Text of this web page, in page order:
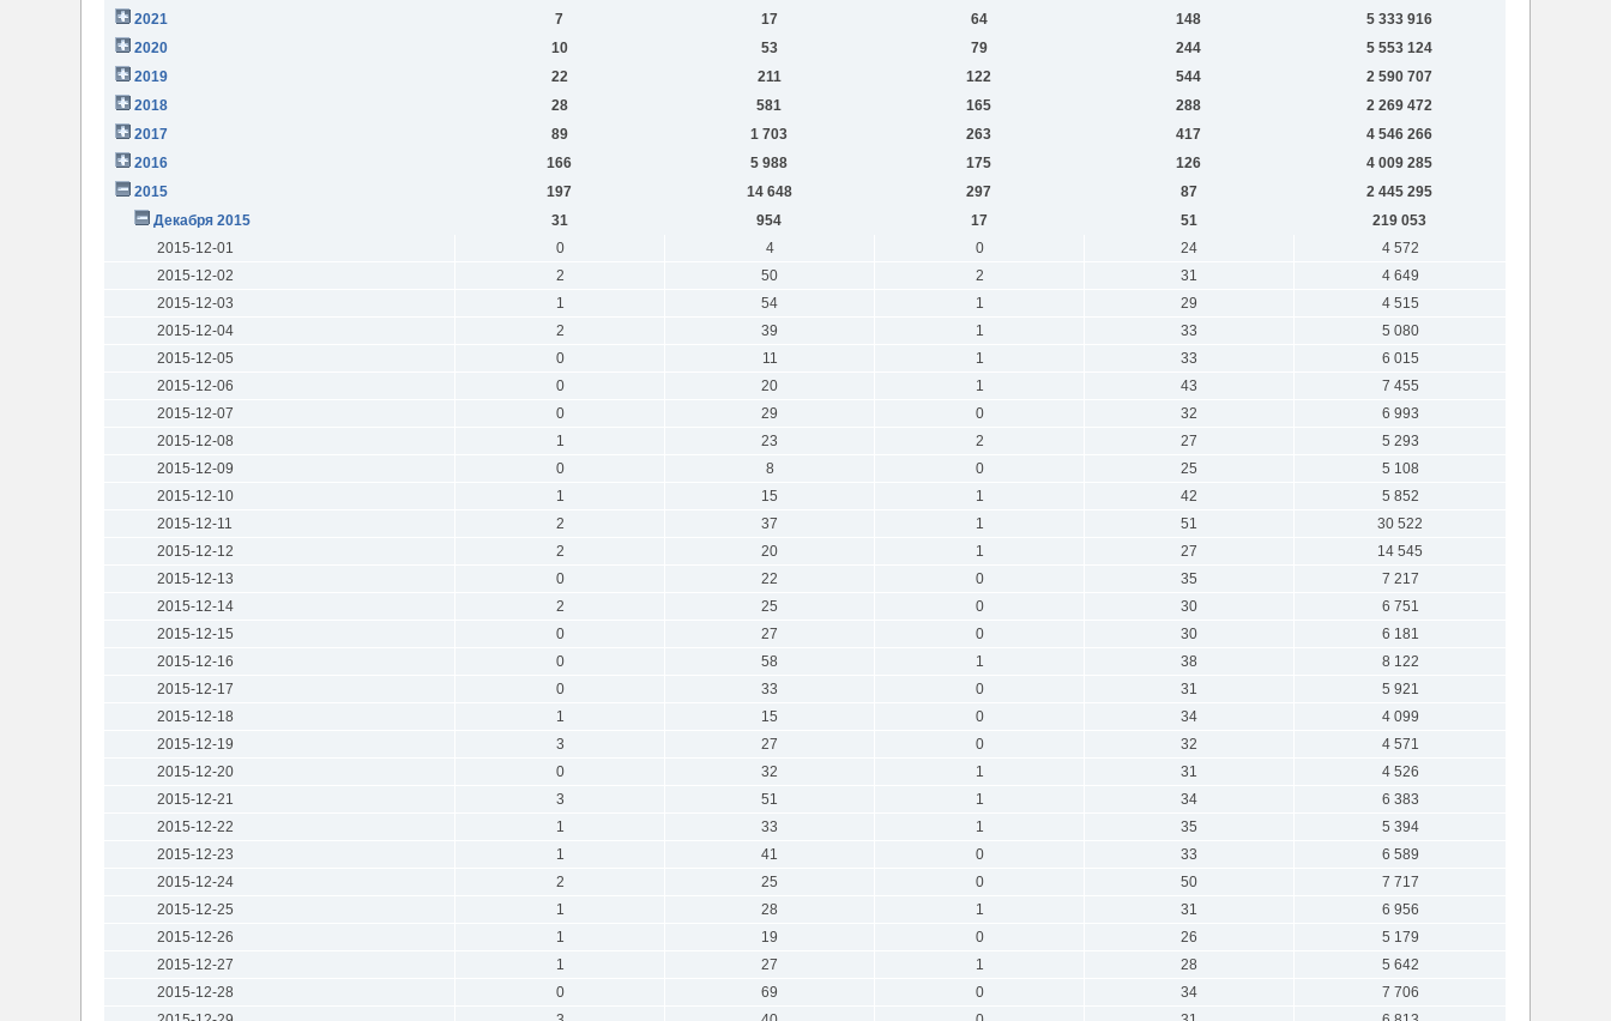
2021
7 17 64 148
5 333 916
2020
10 53 79 244
5 553 124
2019
22 211 122 544
2 590 707
2018
28 581 165 288
2 269 472
2017
89 1 703 263 417
4 546 266
2016
166 5 988 175 126
4 009 285
2015
197 14 648 297 87
2 445 295
Декабря 2015
31 954 17 51
219 053
2015-12-01
0 4 0 24
4 572
2015-12-02
2 50 2 31
4 649
2015-12-03
1 54 1 29
4 515
2015-12-04
2 39 1 33
5 080
2015-12-05
0 11 1 33
6 015
2015-12-06
0 20 1 43
7 455
2015-12-07
0 29 0 32
6 993
2015-12-08
1 23 2 27
5 293
2015-12-09
0 8 0 25
5 108
2015-12-10
1 15 1 42
5 852
2015-12-11
2 37 1 51
30 522
2015-12-12
2 20 1 27
14 545
2015-12-13
0 22 0 35
7 217
2015-12-14
2 25 0 30
6 751
2015-12-15
0 27 0 30
6 181
2015-12-16
0 58 1 38
8 122
2015-12-17
0 33 0 31
5 921
2015-12-18
1 15 0 34
4 099
2015-12-19
3 27 0 32
4 571
2015-12-20
0 32 1 31
4 526
2015-12-21
3 51 1 34
6 383
2015-12-22
1 33 1 35
5 394
2015-12-23
1 41 0 33
6 589
2015-12-24
2 25 0 50
7 717
2015-12-25
1 28 1 31
6 956
2015-12-26
1 19 0 26
5 179
2015-12-27
1 27 1 28
5 642
2015-12-28
0 69 0 34
7 706